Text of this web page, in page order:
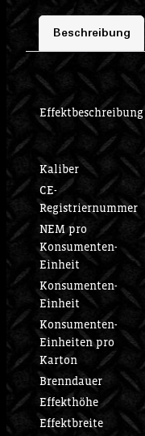
Beschreibung
Effektbeschreibung
Kaliber
CE-
Registriernummer
NEM pro
Konsumenten-
Einheit
Konsumenten-
Einheit
Konsumenten-
Einheiten pro
Karton
Brenndauer
Effekthöhe
Effektbreite